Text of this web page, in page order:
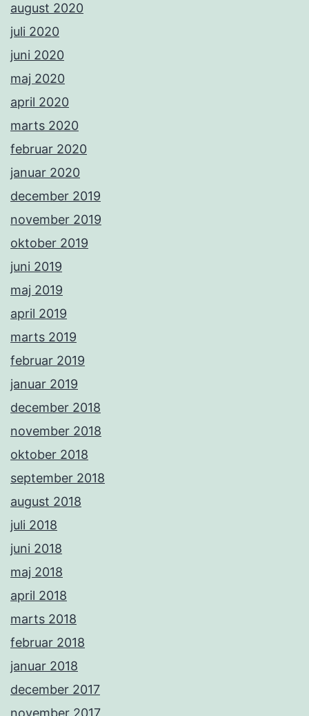
august 2020
juli 2020
juni 2020
maj 2020
april 2020
marts 2020
februar 2020
januar 2020
december 2019
november 2019
oktober 2019
juni 2019
maj 2019
april 2019
marts 2019
februar 2019
januar 2019
december 2018
november 2018
oktober 2018
september 2018
august 2018
juli 2018
juni 2018
maj 2018
april 2018
marts 2018
februar 2018
januar 2018
december 2017
november 2017